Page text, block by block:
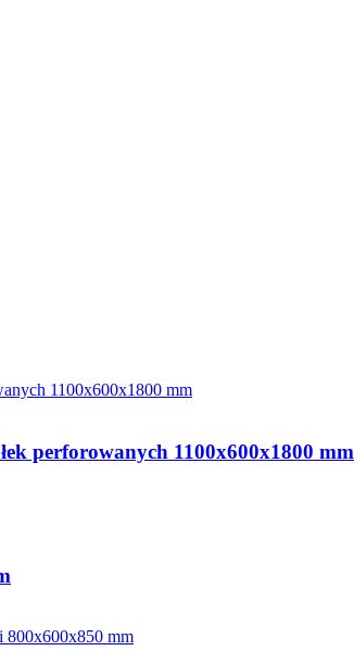
perforowanych 1100x600x1800 mm